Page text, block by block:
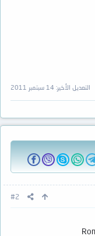
التعديل الأخير: 14 سبتمبر 2011
#2